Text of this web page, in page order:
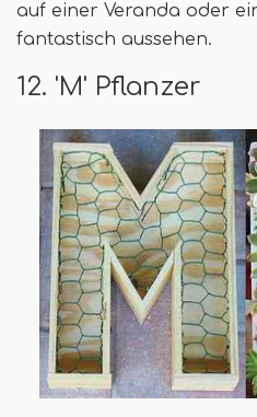
auf einer Veranda oder
fantastisch aussehen.
12. 'M' Pflanzer